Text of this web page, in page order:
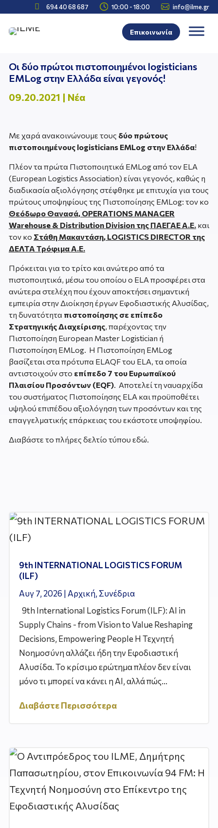
 694 40 68 687  10:00 - 18:00  info@ilme.gr
Επικοινωνία
Οι δύο πρώτοι πιστοποιημένοι logisticians
EΜLog στην Ελλάδα είναι γεγονός!
09.20.2021 | Νέα
Με χαρά ανακοινώνουμε τους δύο πρώτους
πιστοποιημένους logisticians EΜLog στην Ελλάδα!
Πλέον τα πρώτα Πιστοποιητικά EMLog από τον ELA
(European Logistics Association) είναι γεγονός, καθώς η
διαδικασία αξιολόγησης στέφθηκε με επιτυχία για τους
πρώτους υποψηφίους της Πιστοποίησης EMLog: τον κο
Θεόδωρο Θανασά, OPERATIONS MANAGER
Warehouse & Distribution Division της ΠΑΕΓΑΕ Α.Ε. και
τον κο Στάθη Μακαντάση, LOGISTICS DIRECTOR της
ΔΕΛΤΑ Τρόφιμα Α.Ε.
Πρόκειται για το τρίτο και ανώτερο από τα
πιστοποιητικά, μέσω του οποίου ο ELA προσφέρει στα
ανώτερα στελέχη που έχουν αποκτήσει σημαντική
εμπειρία στην Διοίκηση έργων Εφοδιαστικής Αλυσίδας,
τη δυνατότητα πιστοποίησης σε επίπεδο
Στρατηγικής Διαχείρισης, παρέχοντας την
Πιστοποίηση European Master Logistician ή
Πιστοποίηση EMLog. Η Πιστοποίηση EMLog
βασίζεται στα πρότυπα ELAQF του ΕLA, τα οποία
αντιστοιχούν στο επίπεδο 7 του Ευρωπαϊκού
Πλαισίου Προσόντων (EQF). Αποτελεί τη ναυαρχίδα
του συστήματος Πιστοποίησης ELA και προϋποθέτει
υψηλού επιπέδου αξιολόγηση των προσόντων και της
επαγγελματικής επάρκειας του εκάστοτε υποψηφίου.
Διαβάστε το πλήρες δελτίο τύπου εδώ.
9th INTERNATIONAL LOGISTICS FORUM
(ILF)
Αυγ 7, 2026 | Αρχική, Συνέδρια
9th International Logistics Forum (ILF): AI in
Supply Chains - from Vision to Value Reshaping
Decisions, Empowering People Η Τεχνητή
Νοημοσύνη αλλάζει ήδη την Εφοδιαστική
Αλυσίδα. Το κρίσιμο ερώτημα πλέον δεν είναι
μόνο τι μπορεί να κάνει η AI, αλλά πώς...
Διαβάστε Περισσότερα